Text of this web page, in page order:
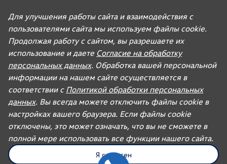
предусмотренных законодательством РФ, по удовлетворению
требований покупателей автомобилей, ранее изготовленных или
импортированных ООО «ФОЛЬКСВАГЕН Груп Рус». Учитывая это, ООО
«АГР» не несет ответственности за качество автомобилей,
импортированных с других рынков третьими лицами, а также за их
соответствие установленным в Российской Федерации обязательным
требованиям и не обязано по законодательству РФ удовлетворять
требования, связанные с недостатками качества таких автомобилей.
При покупке автомобиля рекомендуем требовать от продавца
документ, в котором должна содержаться информация об импортере
данного автомобиля.
Для автомобилей бренда дилерское предприятие осуществляет
продажу запасных частей и организацию послепродажного
обслуживания.
© 2026, AGR Automotive Group. UDP Auto
Для улучшения работы сайта и взаимодействия с
пользователями сайта мы используем файлы cookie.
Продолжая работу с сайтом, вы разрешаете их
использование и даете Согласие на обработку
персональных данных. Обработка вашей персональной
информации на нашем сайте осуществляется в
соответствии с Политикой обработки персональных
данных. Вы всегда можете отключить файлы cookie в
настройках вашего браузера. Если файлы cookie
отключены, это может означать, что вы не сможете в
полной мере использовать все функции нашего сайта.
Я согласен